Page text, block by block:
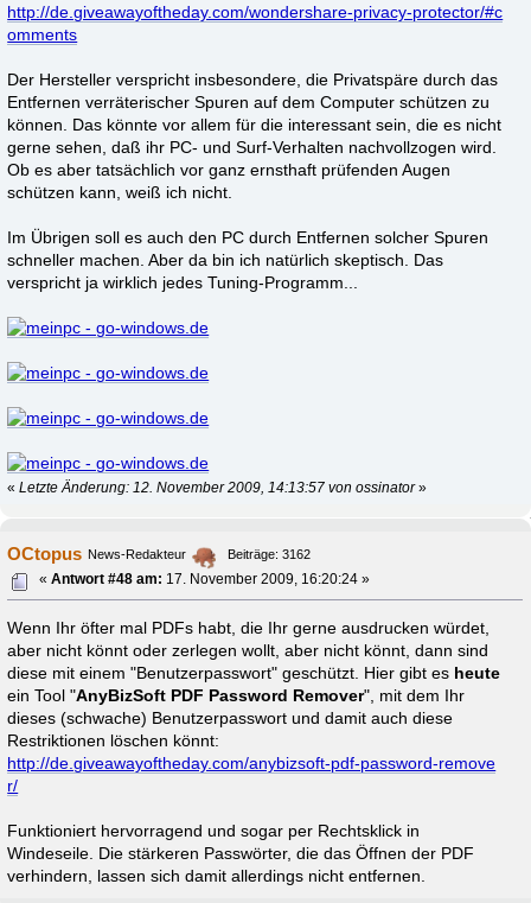
http://de.giveawayoftheday.com/wondershare-privacy-protector/#c
omments
Der Hersteller verspricht insbesondere, die Privatspäre durch das
Entfernen verräterischer Spuren auf dem Computer schützen zu
können. Das könnte vor allem für die interessant sein, die es nicht
gerne sehen, daß ihr PC- und Surf-Verhalten nachvollzogen wird.
Ob es aber tatsächlich vor ganz ernsthaft prüfenden Augen
schützen kann, weiß ich nicht.
Im Übrigen soll es auch den PC durch Entfernen solcher Spuren
schneller machen. Aber da bin ich natürlich skeptisch. Das
verspricht ja wirklich jedes Tuning-Programm...
«Letzte Änderung: 12. November 2009, 14:13:57 von ossinator»
OCtopus News-Redakteur
Beiträge: 3162
«Antwort #48 am: 17. November 2009, 16:20:24 »
Wenn Ihr öfter mal PDFs habt, die Ihr gerne ausdrucken würdet,
aber nicht könnt oder zerlegen wollt, aber nicht könnt, dann sind
diese mit einem "Benutzerpasswort" geschützt. Hier gibt es heute
ein Tool "AnyBizSoft PDF Password Remover", mit dem Ihr
dieses (schwache) Benutzerpasswort und damit auch diese
Restriktionen löschen könnt:
http://de.giveawayoftheday.com/anybizsoft-pdf-password-remove
r/
Funktioniert hervorragend und sogar per Rechtsklick in
Windeseile. Die stärkeren Passwörter, die das Öffnen der PDF
verhindern, lassen sich damit allerdings nicht entfernen.